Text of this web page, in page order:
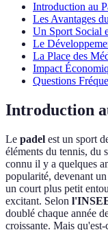
Introduction au
Les Avantages
Un Sport Social
Le
La Place des
Impact
Questions
Introduction
Le padel est un sport
éléments du tennis, du
connu il y a quelques
popularité, devenant
un court plus petit
excitant. Selon
doublé chaque année
croissante. Mais